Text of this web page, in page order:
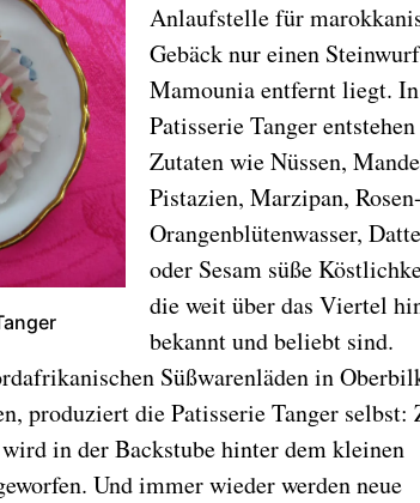
Anlaufstelle für
Gebäck nur einen
Mamounia entfernt liegt.
Patisserie Tanger entstehen
Zutaten wie Nüssen,
Pistazien, Marzipan,
Orangenblütenwasser,
oder Sesam süße
die weit über das Viertel
bekannt und beliebt sind.
Süßwarenläden in
produziert die Patisserie Tanger selbst:
in der Backstube hinter dem kleinen
Und immer wieder werden neue